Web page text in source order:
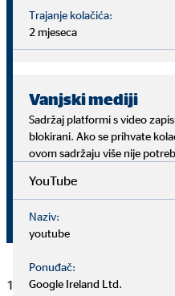
Poslovni
rezultat (EBIT)
Konsolidirana
eura
Zarada po
dionici
(nerazrijeđeno)
Eura
1) na bazi ukupnih provizija od
Trajanje kolačića:
2 mjeseca
Vanjski mediji
Sadržaj platformi s video
blokirani. Ako se prihvate
ovom sadržaju više nije
YouTube
Naziv:
youtube
Ponuđač:
Google Ireland Ltd.